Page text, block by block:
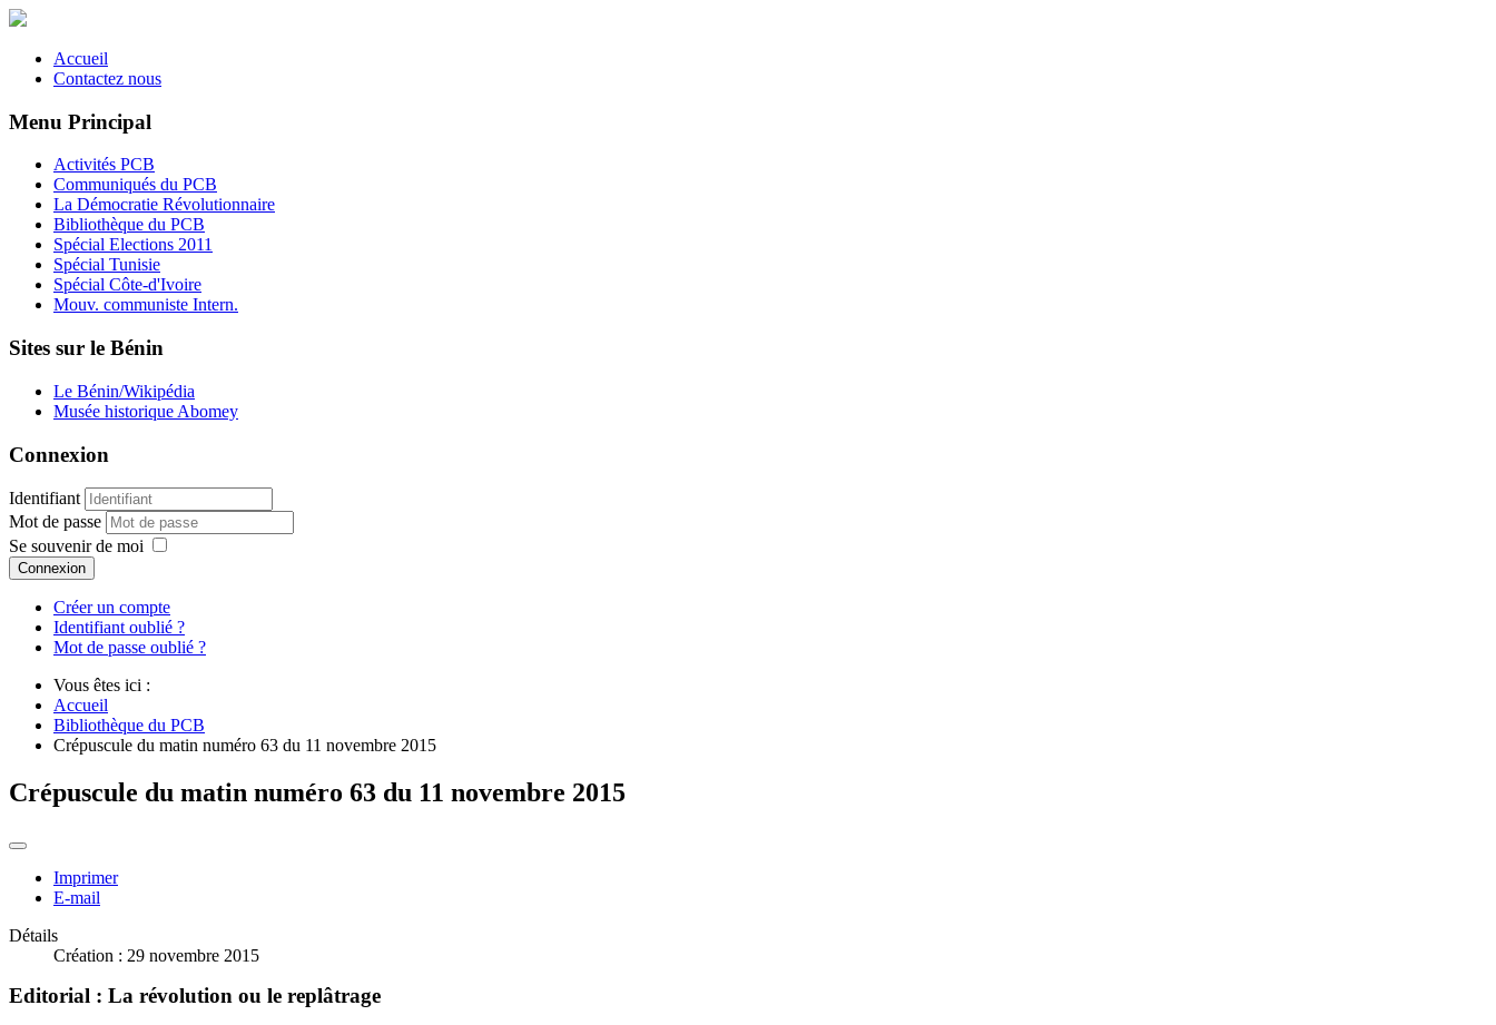
Accueil
Contactez nous
Menu Principal
Activités PCB
Communiqués du PCB
La Démocratie Révolutionnaire
Bibliothèque du PCB
Spécial Elections 2011
Spécial Tunisie
Spécial Côte-d'Ivoire
Mouv. communiste Intern.
Sites sur le Bénin
Le Bénin/Wikipédia
Musée historique Abomey
Connexion
Identifiant
Mot de passe
Se souvenir de moi
Connexion
Créer un compte
Identifiant oublié ?
Mot de passe oublié ?
Vous êtes ici :
Accueil
Bibliothèque du PCB
Crépuscule du matin numéro 63 du 11 novembre 2015
Crépuscule du matin numéro 63 du 11 novembre 2015
Imprimer
E-mail
Détails
Création : 29 novembre 2015
Editorial : La révolution ou le replâtrage